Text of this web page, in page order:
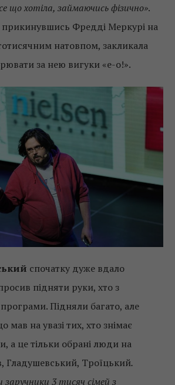
що хотіла, займаючись фізично».
прикинувшись Фредді Меркурі на
натовпом, закликала
за нею вигуки «е-о!».
спочатку дуже вдало
підняти руки, хто з
програми. Підняли багато, але
мав на увазі тих, хто знімає
а це тільки обрані люди на
Гладушевський, Троїцький.
3 тисяч сімей з